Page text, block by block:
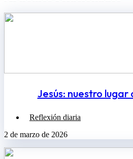
Jesús: nuestro lugar
Reflexión diaria
2 de marzo de 2026